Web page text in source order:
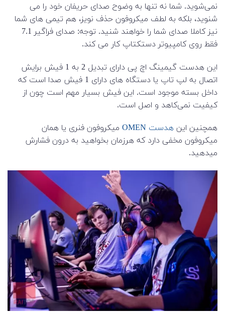
نمی‌شوید. شما نه تنها به وضوح صدای حریفان خود را می
شنوید، بلکه به لطف میکروفون حذف نویز، هم تیمی های شما
نیز کاملا صدای شما را خواهند شنید. توجه: صدای فراگیر 7.1
فقط روی کامپیوتر دستکتاپ کار می کند.
این هدست گیمینگ اچ پی دارای تبدیل 2 به 1 فیش برایش
اتصال به لپ تاپ یا دستگاه های دارای 1 فیش صدا است که
داخل بسته موجود است. این فیش بسیار مهم است چون از
کیفیت نمی‌کاهد و اصل است.
همچنین این هدست OMEN
میکروفون فنری یا همان
میکروفون مخفی دارد که هرزمان بخواهید به درون فشارش
میدهید.